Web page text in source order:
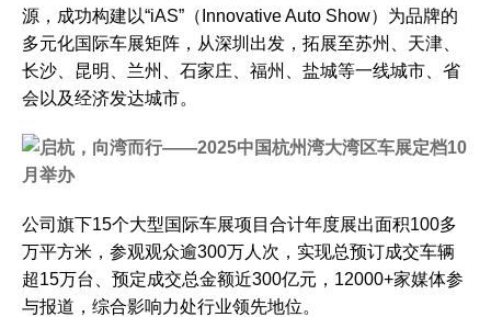
源，成功构建以“iAS”（Innovative Auto Show）为品牌的
多元化国际车展矩阵，从深圳出发，拓展至苏州、天津、
长沙、昆明、兰州、石家庄、福州、盐城等一线城市、省
会以及经济发达城市。
公司旗下15个大型国际车展项目合计年度展出面积100多
万平方米，参观观众逾300万人次，实现总预订成交车辆
超15万台、预定成交总金额近300亿元，12000+家媒体参
与报道，综合影响力处行业领先地位。